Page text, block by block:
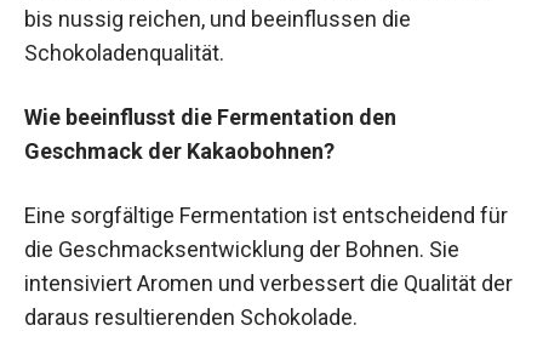
bis nussig reichen, und beeinflussen die
Schokoladenqualität.
Wie beeinflusst die Fermentation den
Geschmack der Kakaobohnen?
Eine sorgfältige Fermentation ist entscheidend für
die Geschmacksentwicklung der Bohnen. Sie
intensiviert Aromen und verbessert die Qualität der
daraus resultierenden Schokolade.